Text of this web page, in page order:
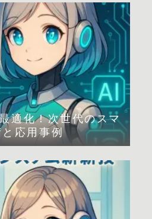
適化！次世代のスマ
応用事例